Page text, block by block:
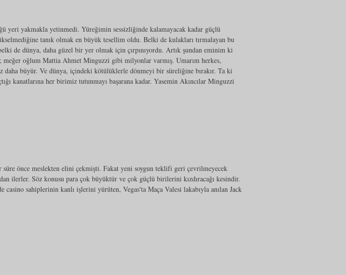
yeri yakmakla yetinmedi. Yüreğimin sessizliğinde kalamayacak kadar güçlü
tanık olmak en büyük tesellim oldu. Belki de kulakları tırmalayan bu
de dünya, daha güzel bir yer olmak için çırpınıyordu. Artık şundan eminim ki
meğer oğlum Mattia Ahmet Minguzzi gibi milyonlar varmış. Umarım herkes,
daha büyür. Ve dünya, içindeki kötülüklerle dönmeyi bir süreliğine bırakır. Ta ki
kanatlarına her birimiz tutunmayı başarana kadar. Yasemin Akıncılar Minguzzi
süre önce meslekten elini çekmişti. Fakat yeni soygun teklifi geri çevrilmeyecek
ilerler. Söz konusu para çok büyüktür ve çok güçlü birilerini kızdıracağı kesindir.
casino sahiplerinin kanlı işlerini yürüten, Vegas'ta Maça Valesi lakabıyla anılan Jack